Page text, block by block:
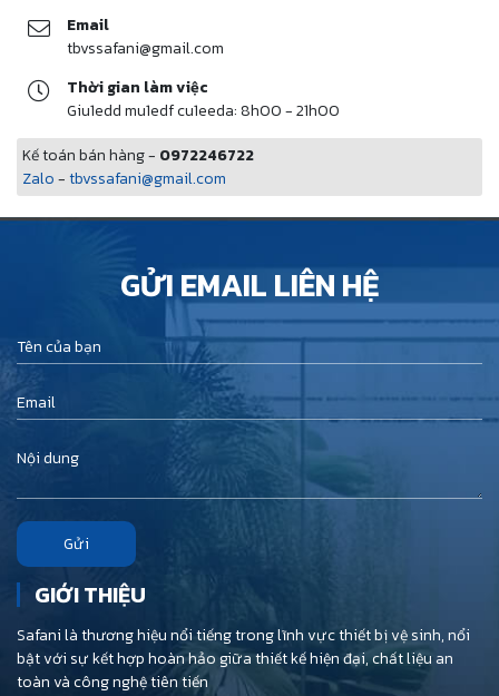
Email
tbvssafani@gmail.com
Thời gian làm việc
Giu1edd mu1edf cu1eeda: 8h00 - 21h00
Kế toán bán hàng - 0972246722
Zalo-tbvssafani@gmail.com
GỬI EMAIL LIÊN HỆ
Gửi
GIỚI THIỆU
Safani là thương hiệu nổi tiếng trong lĩnh vực thiết bị vệ sinh, nổi
bật với sự kết hợp hoàn hảo giữa thiết kế hiện đại, chất liệu an
toàn và công nghệ tiên tiến